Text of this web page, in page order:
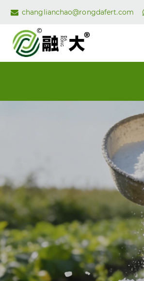
changlianchao@rongdafert.com